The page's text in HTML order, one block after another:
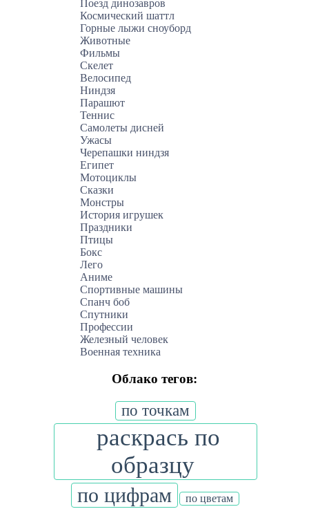
Поезд динозавров
Космический шаттл
Горные лыжи сноуборд
Животные
Фильмы
Скелет
Велосипед
Ниндзя
Парашют
Теннис
Самолеты дисней
Ужасы
Черепашки ниндзя
Египет
Мотоциклы
Сказки
Монстры
История игрушек
Праздники
Птицы
Бокс
Лего
Аниме
Спортивные машины
Спанч боб
Спутники
Профессии
Железный человек
Военная техника
Облако тегов:
по точкам
раскрась по
образцу
по цифрам по цветам